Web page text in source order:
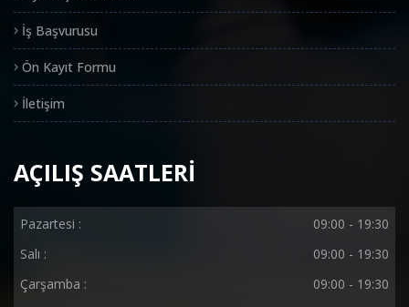
İş Başvurusu
Ön Kayıt Formu
İletişim
AÇILIŞ SAATLERİ
Pazartesi :
09:00 - 19:30
Salı :
09:00 - 19:30
Çarşamba :
09:00 - 19:30